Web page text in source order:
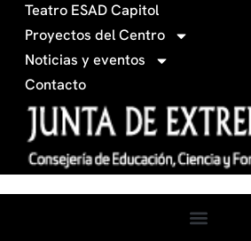
f
a
c
b
o
o
k
Teatro ESAD Capitol
Proyectos del Centro
Noticias y eventos
Contacto